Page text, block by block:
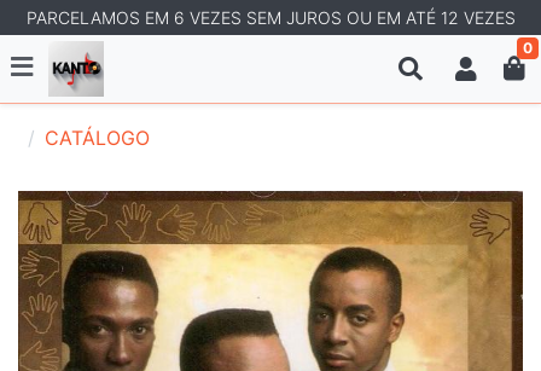
PARCELAMOS EM 6 VEZES SEM JUROS OU EM ATÉ 12 VEZES
0
CATÁLOGO